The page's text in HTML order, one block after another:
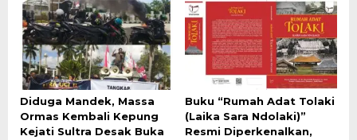
Diduga Mandek, Massa
Ormas Kembali Kepung
Kejati Sultra Desak Buka
Buku “Rumah Adat Tolaki
(Laika Sara Ndolaki)”
Resmi Diperkenalkan,